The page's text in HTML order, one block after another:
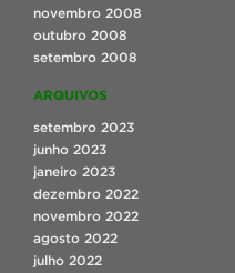
novembro 2008
outubro 2008
setembro 2008
ARQUIVOS
setembro 2023
junho 2023
janeiro 2023
dezembro 2022
novembro 2022
agosto 2022
julho 2022